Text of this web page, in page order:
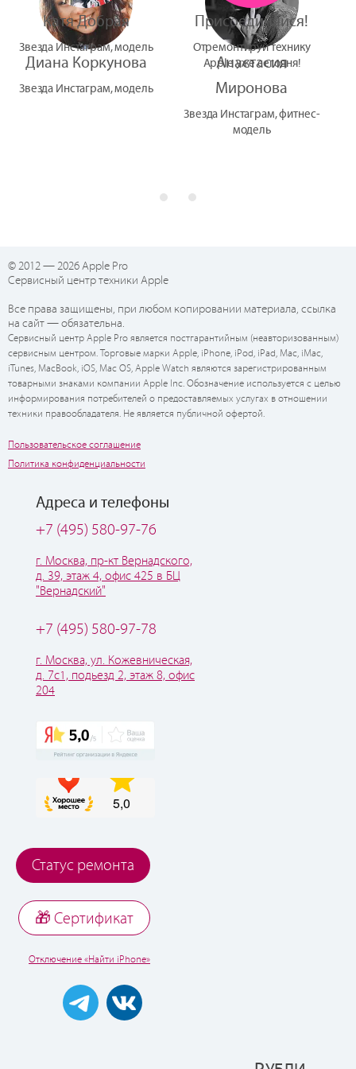
Диана Коркунова
Звезда Инстаграм, модель
Анастасия
Миронова
Звезда Инстаграм, фитнес-
модель
Катя Добрая
Звезда Инстаграм, модель
Присоединяйся!
Отремонтируй технику
Apple уже сегодня!
© 2012 — 2026 Apple Pro
Сервисный центр техники Apple
Все права защищены, при любом копировании материала, ссылка
на сайт — обязательна.
Сервисный центр Apple Pro является постгарантийным (неавторизованным)
сервисным центром. Торговые марки Apple, iPhone, iPod, iPad, Mac, iMac,
iTunes, MacBook, iOS, Mac OS, Apple Watch являются зарегистрированным
товарными знаками компании Apple Inc. Обозначение используется с целью
информирования потребителей о предоставляемых услугах в отношении
техники правообладателя. Не является публичной офертой.
Пользовательское соглашение
Политика конфиденциальности
Адреса и телефоны
+7 (495) 580-97-76
г. Москва, пр-кт Вернадского,
д. 39, этаж 4, офис 425 в БЦ
"Вернадский"
+7 (495) 580-97-78
г. Москва, ул. Кожевническая,
д. 7с1, подьезд 2, этаж 8, офис
204
Статус ремонта
🎁 Cертификат
Отключение «Найти iPhone»